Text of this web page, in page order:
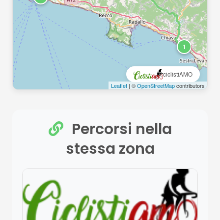
ciclistiAMO
1
Leaflet| ©OpenStreetMapcontributors
Percorsi nella
stessa zona